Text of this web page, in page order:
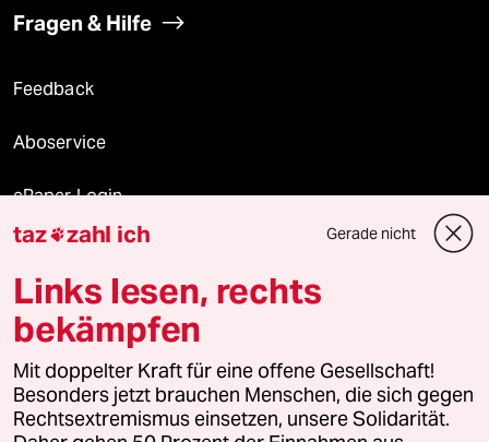
Fragen & Hilfe
Feedback
Aboservice
ePaper Login
Downloads für Abonnierende
© 2026 taz Verlags und Vertriebs GmbH
Alle Rechte vorbehalten. Bei rechtlichen Fragen oder für Genehmigungen
wenden Sie sich bitte an
lizenzen@taz.de
taz zahl ich Gerade nicht
Links lesen, rechts
bekämpfen
Mit doppelter Kraft für eine offene Gesellschaft!
Besonders jetzt brauchen Menschen, die sich gegen
Rechtsextremismus einsetzen, unsere Solidarität.